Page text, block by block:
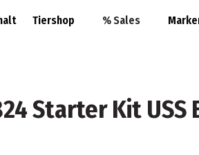
Tiershop % Sales
Starter Kit USS